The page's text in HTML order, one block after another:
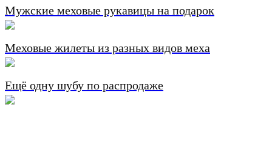
Мужские меховые рукавицы на подарок
Меховые жилеты из разных видов меха
Ещё одну шубу по распродаже